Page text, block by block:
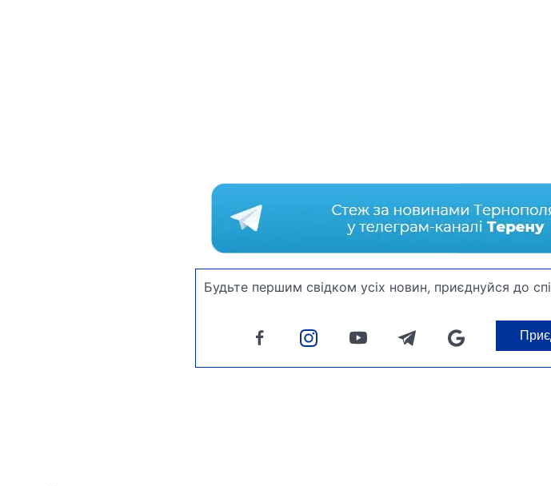
Будьте першим свідком усіх новин, приєднуйся до